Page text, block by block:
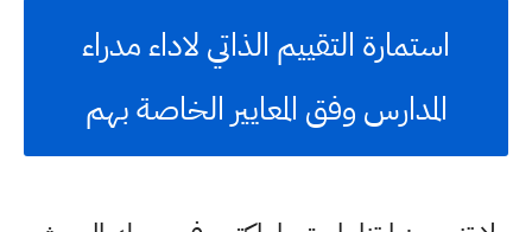
استمارة التقييم الذاتي لاداء مدراء
المدارس وفق المعايير الخاصة بهم